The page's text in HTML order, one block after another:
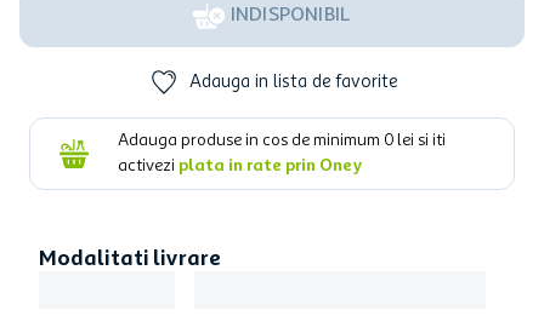
INDISPONIBIL
Adauga in lista de favorite
Adauga produse in cos de minimum 0 lei si iti
activezi plata in rate prin Oney
Modalitati livrare